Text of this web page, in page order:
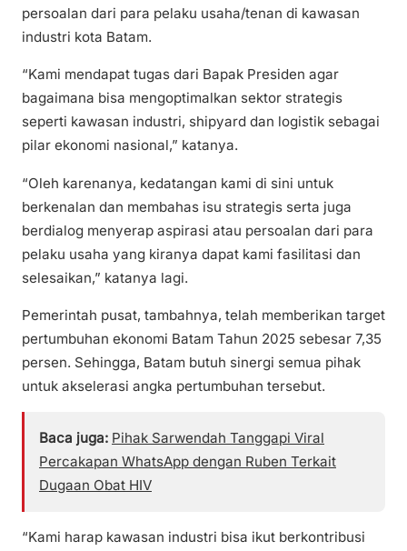
persoalan dari para pelaku usaha/tenan di kawasan
industri kota Batam.
“Kami mendapat tugas dari Bapak Presiden agar
bagaimana bisa mengoptimalkan sektor strategis
seperti kawasan industri, shipyard dan logistik sebagai
pilar ekonomi nasional,” katanya.
“Oleh karenanya, kedatangan kami di sini untuk
berkenalan dan membahas isu strategis serta juga
berdialog menyerap aspirasi atau persoalan dari para
pelaku usaha yang kiranya dapat kami fasilitasi dan
selesaikan,” katanya lagi.
Pemerintah pusat, tambahnya, telah memberikan target
pertumbuhan ekonomi Batam Tahun 2025 sebesar 7,35
persen. Sehingga, Batam butuh sinergi semua pihak
untuk akselerasi angka pertumbuhan tersebut.
Baca juga: Pihak Sarwendah Tanggapi Viral
Percakapan WhatsApp dengan Ruben Terkait
Dugaan Obat HIV
“Kami harap kawasan industri bisa ikut berkontribusi